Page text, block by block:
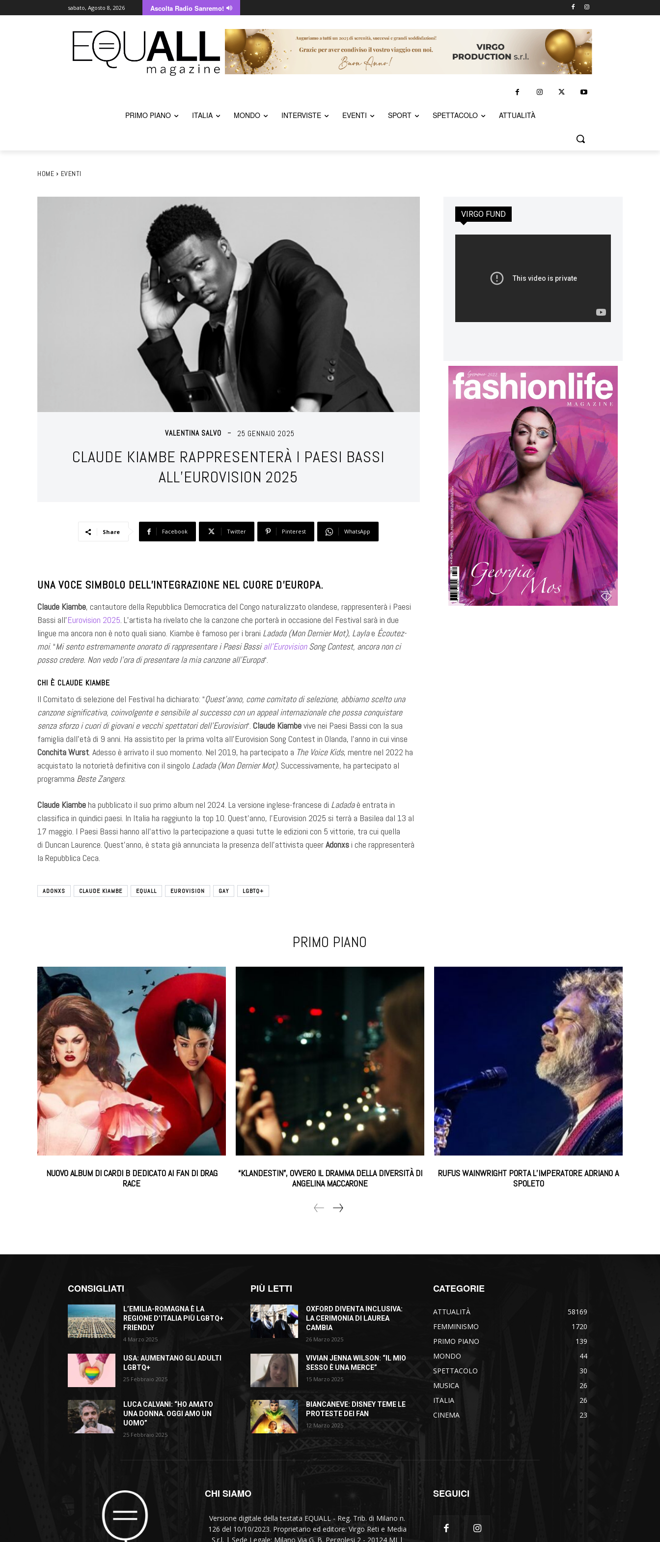
sabato, Agosto 8, 2026 Ascolta Radio Sanremo!
PRIMO PIANO ITALIA MONDO INTERVISTE EVENTI SPORT SPETTACOLO ATTUALITÀ
HOME EVENTI
VALENTINA SALVO 25 GENNAIO 2025
CLAUDE KIAMBE RAPPRESENTERÀ I PAESI BASSI
ALL’EUROVISION 2025
Share Facebook Twitter Pinterest WhatsApp
UNA VOCE SIMBOLO DELL’INTEGRAZIONE NEL CUORE D’EUROPA.
Claude Kiambe, cantautore della Repubblica Democratica del Congo naturalizzato olandese, rappresenterà i Paesi
Bassi all’Eurovision 2025. L’artista ha rivelato che la canzone che porterà in occasione del Festival sarà in due
lingue ma ancora non è noto quali siano. Kiambe è famoso per i brani Ladada (Mon Dernier Mot), Laylae Écoutez-
moi. “Mi sento estremamente onorato di rappresentare i Paesi Bassiall’EurovisionSong Contest, ancora non ci
posso credere. Non vedo l’ora di presentare la mia canzone all’Europa“.
CHI È CLAUDE KIAMBE
Il Comitato di selezione del Festival ha dichiarato: “Quest’anno, come comitato di selezione, abbiamo scelto una
canzone significativa, coinvolgente e sensibile al successo con un appeal internazionale che possa conquistare
senza sforzo i cuori di giovani e vecchi spettatori dell’Eurovision“. Claude Kiambevive nei Paesi Bassi con la sua
famiglia dall’età di 9 anni. Ha assistito per la prima volta all’Eurovision Song Contest in Olanda, l’anno in cui vinse
Conchita Wurst. Adesso è arrivato il suo momento. Nel 2019, ha partecipato a The Voice Kids, mentre nel 2022 ha
acquistato la notorietà definitiva con il singolo Ladada (Mon Dernier Mot). Successivamente, ha partecipato al
programma Beste Zangers.
Claude Kiambeha pubblicato il suo primo album nel 2024. La versione inglese-francese di Ladadaè entrata in
classifica in quindici paesi. In Italia ha raggiunto la top 10. Quest’anno, l’Eurovision 2025 si terrà a Basilea dal 13 al
17 maggio. I Paesi Bassi hanno all’attivo la partecipazione a quasi tutte le edizioni con 5 vittorie, tra cui quella
di Duncan Laurence. Quest’anno, è stata già annunciata la presenza dell’attivista queerAdonxsi che rappresenterà
la Repubblica Ceca.
ADONXS CLAUDE KIAMBE EQUALL EUROVISION GAY LGBTQ+
VIRGO FUND
PRIMO PIANO
NUOVO ALBUM DI CARDI B DEDICATO AI FAN DI DRAG
RACE
“KLANDESTIN”, OVVERO IL DRAMMA DELLA DIVERSITÀ DI
ANGELINA MACCARONE
RUFUS WAINWRIGHT PORTA L’IMPERATORE ADRIANO A
SPOLETO
CONSIGLIATI
L’EMILIA-ROMAGNA È LA
REGIONE D’ITALIA PIÙ LGBTQ+
FRIENDLY
4 Marzo 2025
USA: AUMENTANO GLI ADULTI
LGBTQ+
25 Febbraio 2025
LUCA CALVANI: “HO AMATO
UNA DONNA. OGGI AMO UN
UOMO”
25 Febbraio 2025
PIÙ LETTI
OXFORD DIVENTA INCLUSIVA:
LA CERIMONIA DI LAUREA
CAMBIA
26 Marzo 2025
VIVIAN JENNA WILSON: “IL MIO
SESSO È UNA MERCE”
15 Marzo 2025
BIANCANEVE: DISNEY TEME LE
PROTESTE DEI FAN
12 Marzo 2025
CATEGORIE
ATTUALITÀ
58169
FEMMINISMO
1720
PRIMO PIANO
139
MONDO
44
SPETTACOLO
30
MUSICA
26
ITALIA
26
CINEMA
23
CHI SIAMO
Versione digitale della testata EQUALL - Reg. Trib. di Milano n.
126 del 10/10/2023. Proprietario ed editore: Virgo Reti e Media
S.r.l. | Sede Legale: Milano Via G. B. Pergolesi 2 - 20124 MI |
SEGUICI